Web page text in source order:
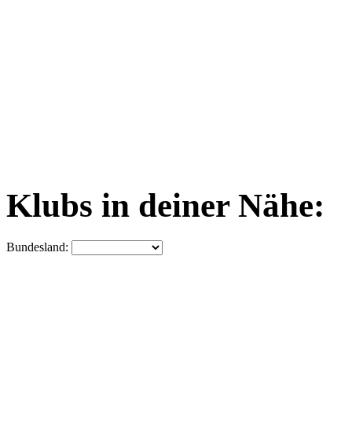
Klubs in deiner Nähe:
Bundesland: